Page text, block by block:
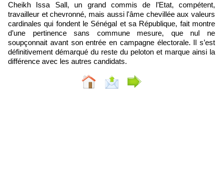
Cheikh Issa Sall, un grand commis de l’Etat, compétent,
travailleur et chevronné, mais aussi l'âme chevillée aux valeurs
cardinales qui fondent le Sénégal et sa République, fait montre
d’une pertinence sans commune mesure, que nul ne
soupçonnait avant son entrée en campagne électorale. Il s’est
définitivement démarqué du reste du peloton et marque ainsi la
différence avec les autres candidats.